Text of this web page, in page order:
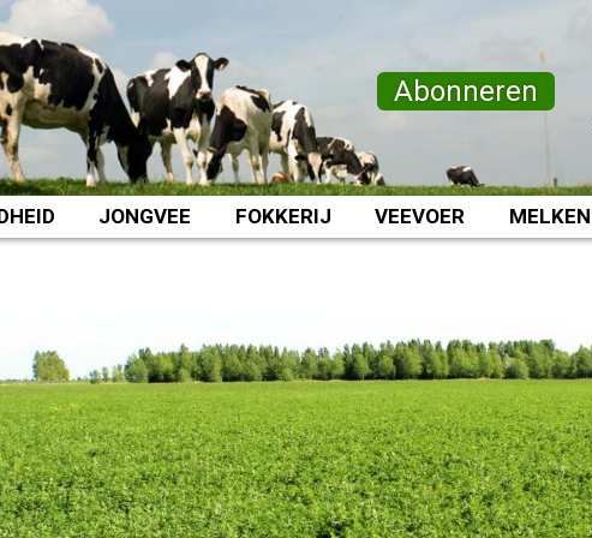
Abonneren
JONGVEE FOKKERIJ VEEVOER MELKEN